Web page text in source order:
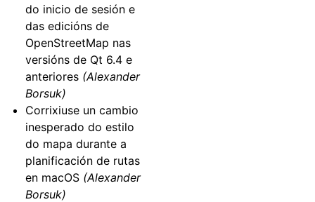
do inicio de sesión e
das edicións de
OpenStreetMap nas
versións de Qt 6.4 e
anteriores (Alexander
Borsuk)
Corrixiuse un cambio
inesperado do estilo
do mapa durante a
planificación de rutas
en macOS (Alexander
Borsuk)